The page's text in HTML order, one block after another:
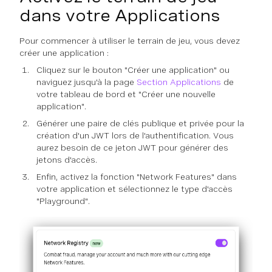
dans votre Applications
Pour commencer à utiliser le terrain de jeu, vous devez
créer une application :
Cliquez sur le bouton "Créer une application" ou
naviguez jusqu'à la page Section Applications de
votre tableau de bord et "Créer une nouvelle
application".
Générer une paire de clés publique et privée pour la
création d'un JWT lors de l'authentification. Vous
aurez besoin de ce jeton JWT pour générer des
jetons d'accès.
Enfin, activez la fonction "Network Features" dans
votre application et sélectionnez le type d'accès
"Playground".